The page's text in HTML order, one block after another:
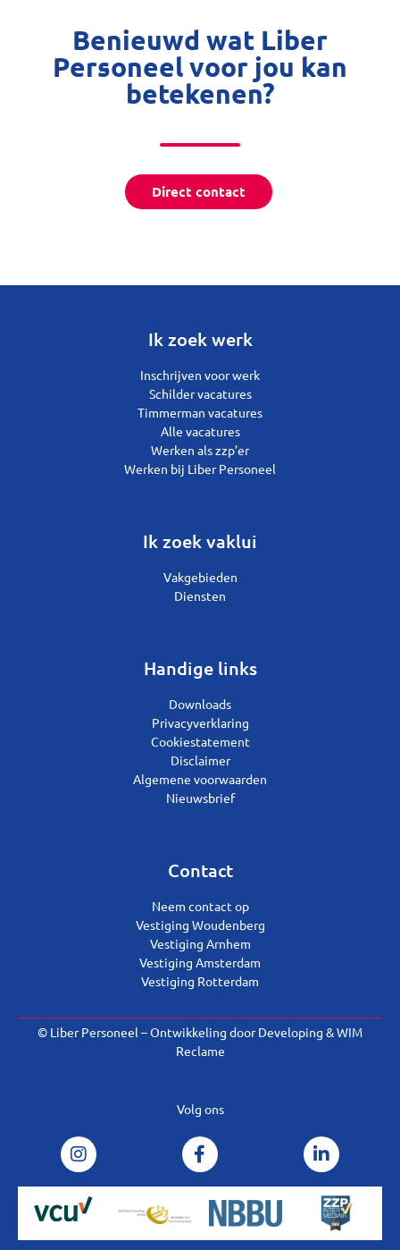
Benieuwd wat Liber
Personeel voor jou kan
betekenen?
Direct contact
Ik zoek werk
Inschrijven voor werk
Schilder vacatures
Timmerman vacatures
Alle vacatures
Werken als zzp’er
Werken bij Liber Personeel
Ik zoek vaklui
Vakgebieden
Diensten
Handige links
Downloads
Privacyverklaring
Cookiestatement
Disclaimer
Algemene voorwaarden
Nieuwsbrief
Contact
Neem contact op
Vestiging Woudenberg
Vestiging Arnhem
Vestiging Amsterdam
Vestiging Rotterdam
© Liber Personeel – Ontwikkeling doorDeveloping &WIM
Reclame
Volg ons